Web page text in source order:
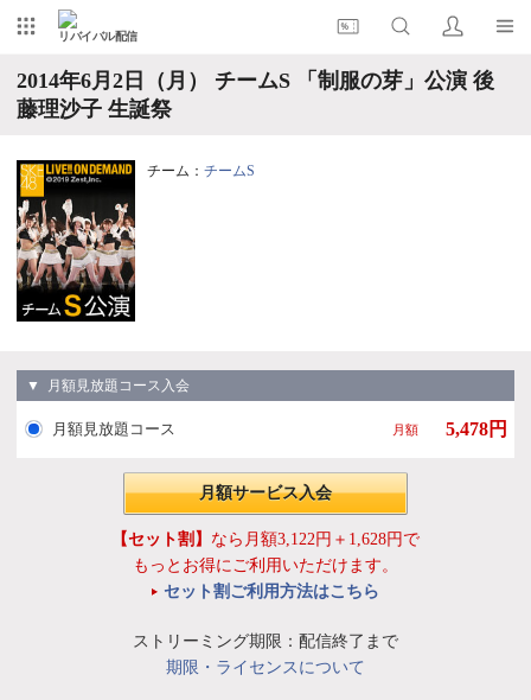
リバイバル配信
2014年6月2日（月） チームS 「制服の芽」公演 後
藤理沙子 生誕祭
チーム： チームS
▼ 月額見放題コース入会
月額見放題コース 月額 5,478円
月額サービス入会
【セット割】 なら月額3,122円＋1,628円で
もっとお得にご利用いただけます。
セット割ご利用方法はこちら
ストリーミング期限：配信終了まで
期限・ライセンスについて